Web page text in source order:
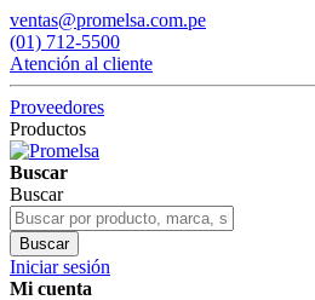
ventas@promelsa.com.pe
(01) 712-5500
Atención al cliente
Proveedores
Productos
Buscar
Buscar
Buscar
Iniciar sesión
Mi cuenta